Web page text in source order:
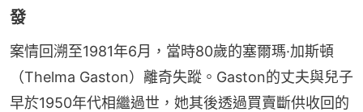
發
案情回溯至1981年6月，當時80歲的塞爾瑪·加斯頓
（Thelma Gaston）離奇失蹤。Gaston的丈夫與兒子
早於1950年代相繼過世，她其後透過買賣斷供收回的